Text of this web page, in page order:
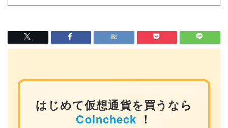
はじめて仮想通貨を買うなら
Coincheck ！